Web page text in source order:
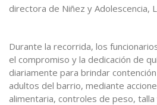
directora de Niñez y Adolescencia,
Durante la recorrida, los
el compromiso y la dedicación de
diariamente para brindar
adultos del barrio, mediante
alimentaria, controles de peso, talla